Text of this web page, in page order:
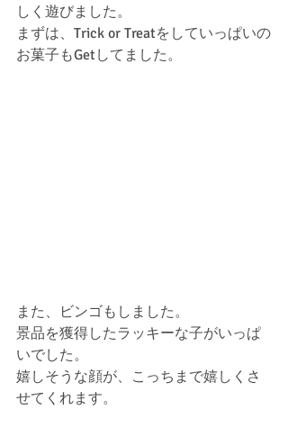
しく遊びました。
まずは、Trick or Treatをしていっぱいの
お菓子もGetしてました。
また、ビンゴもしました。
景品を獲得したラッキーな子がいっぱ
いでした。
嬉しそうな顔が、こっちまで嬉しくさ
せてくれます。